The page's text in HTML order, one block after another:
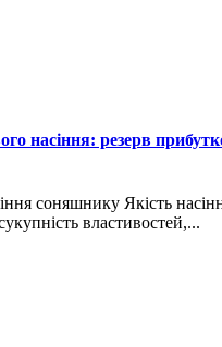
насіння: резерв
соняшнику Якість
властивостей,...